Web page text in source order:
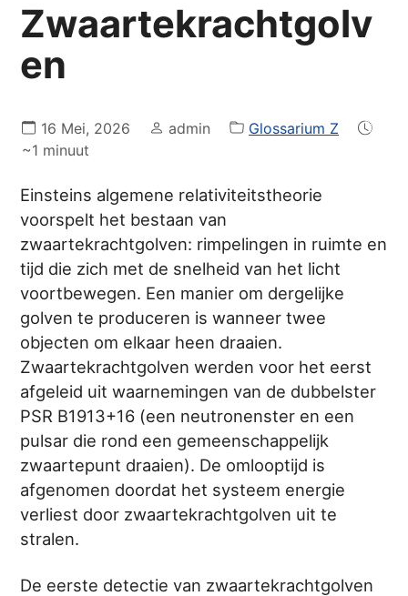
Zwaartekrachtgolv
en
16 Mei, 2026 admin
Glossarium Z
~1 minuut
Einsteins algemene relativiteitstheorie
voorspelt het bestaan van
zwaartekrachtgolven: rimpelingen in ruimte en
tijd die zich met de snelheid van het licht
voortbewegen. Een manier om dergelijke
golven te produceren is wanneer twee
objecten om elkaar heen draaien.
Zwaartekrachtgolven werden voor het eerst
afgeleid uit waarnemingen van de dubbelster
PSR B1913+16 (een neutronenster en een
pulsar die rond een gemeenschappelijk
zwaartepunt draaien). De omlooptijd is
afgenomen doordat het systeem energie
verliest door zwaartekrachtgolven uit te
stralen.
De eerste detectie van zwaartekrachtgolven